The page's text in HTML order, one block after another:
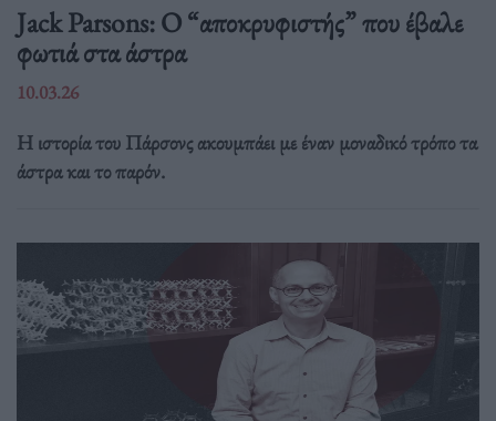
Jack Parsons: O “αποκρυφιστής” που έβαλε
φωτιά στα άστρα
10.03.26
Η ιστορία του Πάρσονς ακουμπάει με έναν μοναδικό τρόπο τα
άστρα και το παρόν.